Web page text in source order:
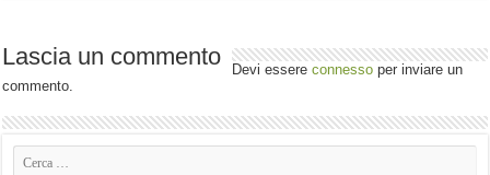
Lascia un commento Devi essereconnesso per inviare un
commento.